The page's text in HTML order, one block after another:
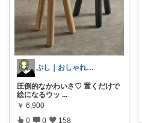
ぷし｜おしゃれ雑貨🖤
圧倒的なかわいさ♡ 置くだけで
絵になるウッ ...
￥ 6,900
0 0 158